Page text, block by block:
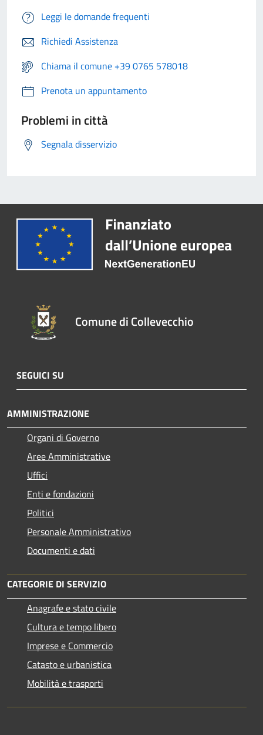
Leggi le domande frequenti
Richiedi Assistenza
Chiama il comune +39 0765 578018
Prenota un appuntamento
Problemi in città
Segnala disservizio
Comune di Collevecchio
SEGUICI SU
AMMINISTRAZIONE
Organi di Governo
Aree Amministrative
Uffici
Enti e fondazioni
Politici
Personale Amministrativo
Documenti e dati
CATEGORIE DI SERVIZIO
Anagrafe e stato civile
Cultura e tempo libero
Imprese e Commercio
Catasto e urbanistica
Mobilità e trasporti